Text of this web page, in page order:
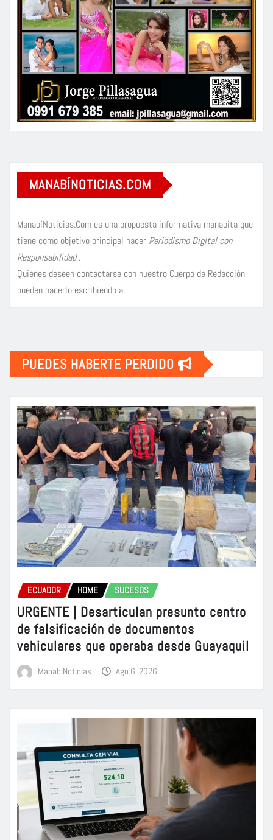
MANABÍNOTICIAS.COM
ManabíNoticias.Com es una propuesta informativa manabita que
tiene como objetivo principal hacer Periodismo Digital con
Responsabilidad.
Quienes deseen contactarse con nuestro Cuerpo de Redacción
pueden hacerlo escribiendo a:
PUEDES HABERTE PERDIDO
ECUADOR HOME SUCESOS
URGENTE | Desarticulan presunto centro
de falsificación de documentos
vehiculares que operaba desde Guayaquil
ManabiNoticias Ago 6, 2026